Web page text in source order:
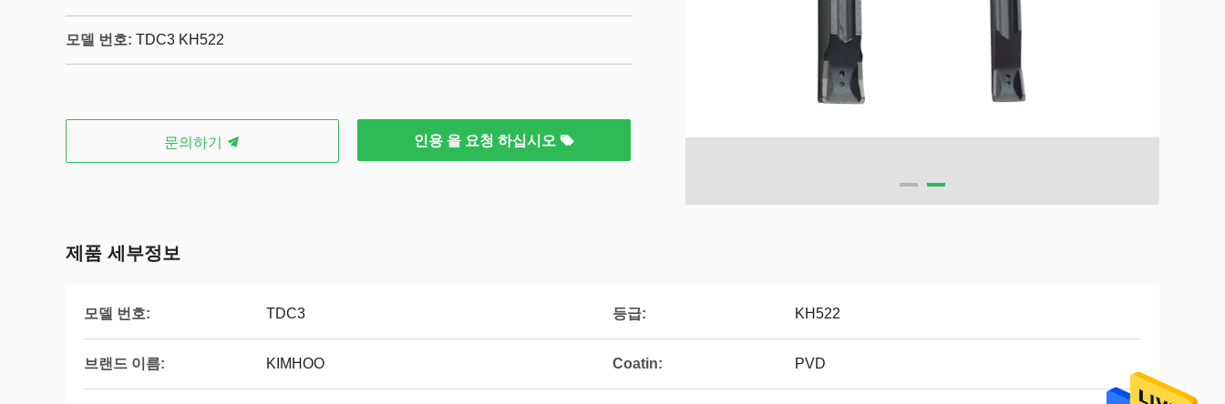
모델 번호: TDC3 KH522
문의하기 인용 을 요청 하십시오
제품 세부정보
모델 번호: TDC3 등급: KH522
브랜드 이름: KIMHOO Coatin: PVD